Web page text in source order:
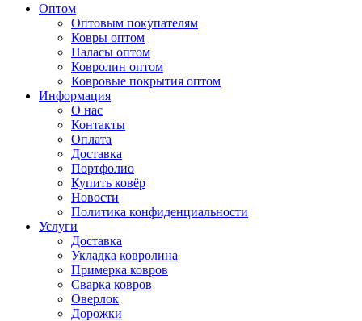
Оптом
Оптовым покупателям
Ковры оптом
Паласы оптом
Ковролин оптом
Ковровые покрытия оптом
Информация
О нас
Контакты
Оплата
Доставка
Портфолио
Купить ковёр
Новости
Политика конфиденциальности
Услуги
Доставка
Укладка ковролина
Примерка ковров
Сварка ковров
Оверлок
Дорожки